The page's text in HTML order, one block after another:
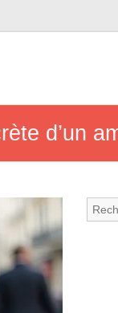
d’un